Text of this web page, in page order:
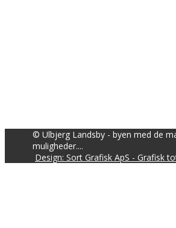
© Ulbjerg Landsby - byen med de
muligheder....
Design: Sort Grafisk ApS - Grafisk